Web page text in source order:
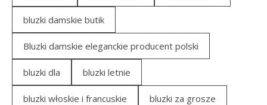
bluzki damskie butik
Bluzki damskie eleganckie producent polski
bluzki dla bluzki letnie
bluzki włoskie i francuskie bluzki za grosze